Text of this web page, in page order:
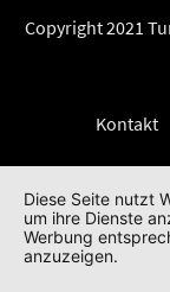
Copyright 2021
Kontakt
Diese Seite nutzt
um ihre Dienste
Werbung
anzuzeigen.